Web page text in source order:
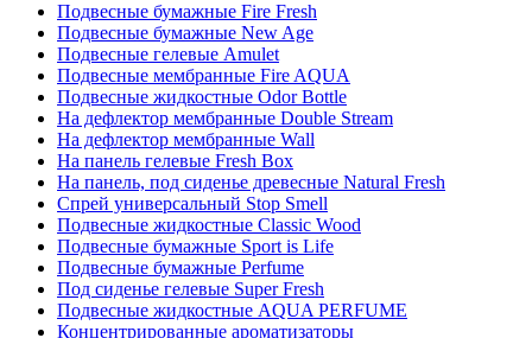
Подвесные бумажные Fire Fresh
Подвесные бумажные New Age
Подвесные гелевые Amulet
Подвесные мембранные Fire AQUA
Подвесные жидкостные Odor Bottle
На дефлектор мембранные Double Stream
На дефлектор мембранные Wall
На панель гелевые Fresh Box
На панель, под сиденье древесные Natural Fresh
Спрей универсальный Stop Smell
Подвесные жидкостные Classic Wood
Подвесные бумажные Sport is Life
Подвесные бумажные Perfume
Под сиденье гелевые Super Fresh
Подвесные жидкостные AQUA PERFUME
Концентрированные ароматизаторы